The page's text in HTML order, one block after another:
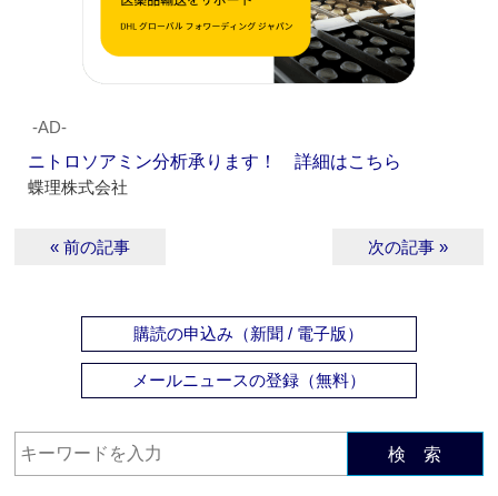
‐AD‐
ニトロソアミン分析承ります！ 詳細はこちら
蝶理株式会社
« 前の記事 次の記事 »
購読の申込み（新聞 / 電子版）
メールニュースの登録（無料）
検 索